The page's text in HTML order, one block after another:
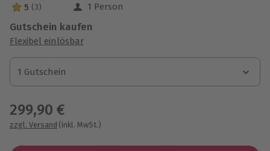
5 Sterne von 5 aus 3 Bewertungen
5 (3) 1 Person
Gutschein kaufen
Flexibel einlösbar
1 Gutschein
1 Gutschein
1 Gutschein
299,90 €
zzgl. Versand (inkl. MwSt.)